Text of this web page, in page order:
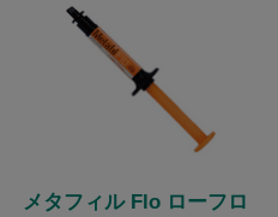
メタフィル Flo ローフロ